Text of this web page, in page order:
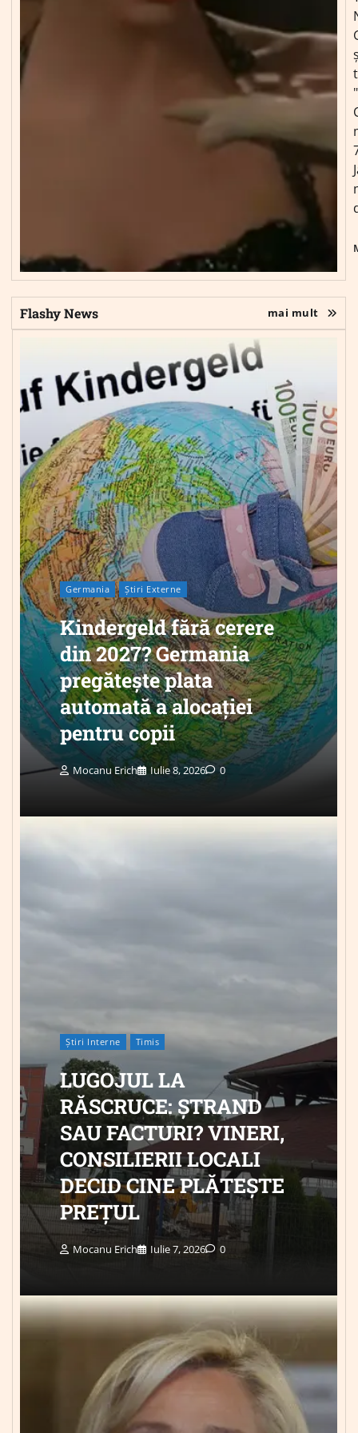
Flashy News mai mult
Germania Știri Externe
Kindergeld fără cerere
din 2027? Germania
pregătește plata
automată a alocației
pentru copii
Mocanu Erich Iulie 8, 2026 0
Știri Interne Timis
LUGOJUL LA
RĂSCRUCE: ȘTRAND
SAU FACTURI? VINERI,
CONSILIERII LOCALI
DECID CINE PLĂTEȘTE
PREȚUL
Mocanu Erich Iulie 7, 2026 0